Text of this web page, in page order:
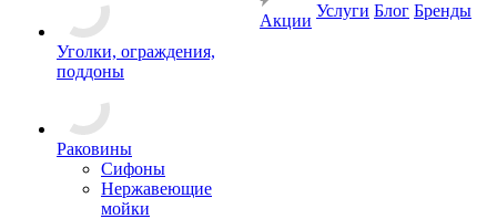
Уголки, ограждения,
поддоны
Раковины
Сифоны
Нержавеющие
мойки
Акции
Услуги Блог Бренды